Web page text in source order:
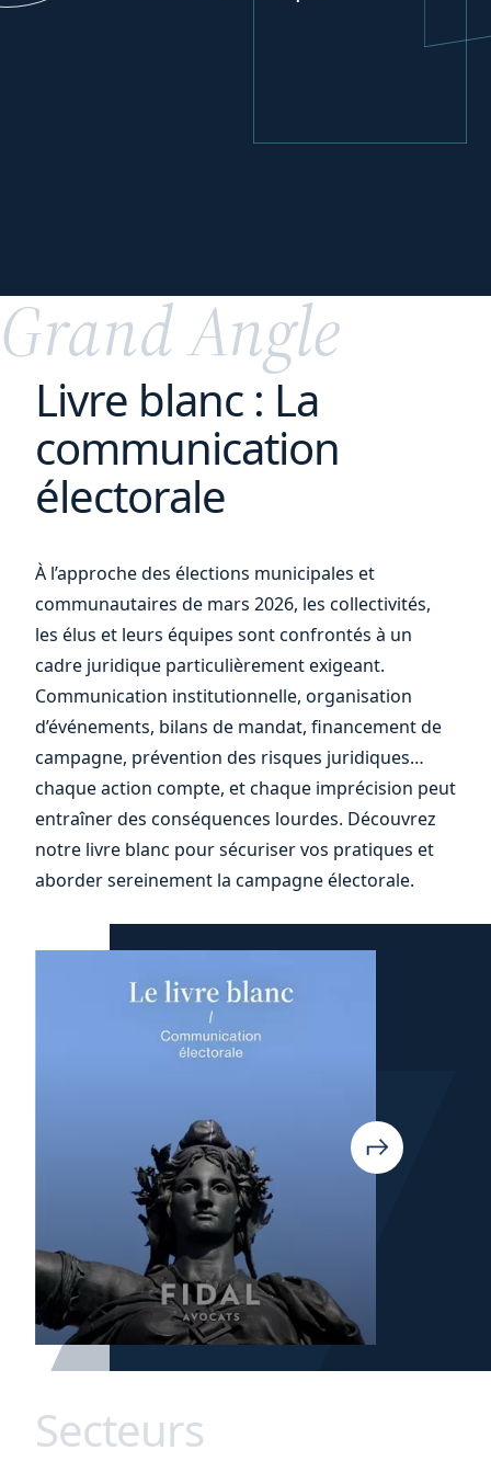
ou
Grand Angle
Livre blanc : La
communication
électorale
À l’approche des élections municipales et
communautaires de mars 2026, les collectivités,
les élus et leurs équipes sont confrontés à un
cadre juridique particulièrement exigeant.
Communication institutionnelle, organisation
d’événements, bilans de mandat, financement de
campagne, prévention des risques juridiques…
chaque action compte, et chaque imprécision peut
entraîner des conséquences lourdes. Découvrez
notre livre blanc pour sécuriser vos pratiques et
aborder sereinement la campagne électorale.
Secteurs